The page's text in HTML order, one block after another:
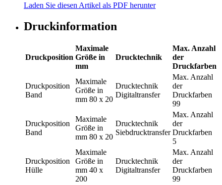
Laden Sie diesen Artikel als PDF herunter
Druckinformation
Druckposition
Maximale
Größe in
mm
Drucktechnik
Max. Anzahl
der
Druckfarben
Druckposition
Band
Maximale
Größe in
mm 80 x 20
Drucktechnik
Digitaltransfer
Max. Anzahl
der
Druckfarben
99
Druckposition
Band
Maximale
Größe in
mm 80 x 20
Drucktechnik
Siebdrucktransfer
Max. Anzahl
der
Druckfarben
5
Druckposition
Hülle
Maximale
Größe in
mm 40 x
200
Drucktechnik
Digitaltransfer
Max. Anzahl
der
Druckfarben
99